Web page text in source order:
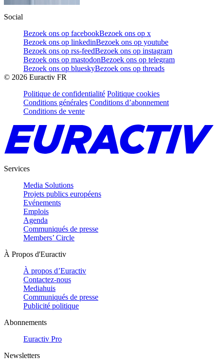
Social
Bezoek ons op facebookBezoek ons op x
Bezoek ons op linkedinBezoek ons op youtube
Bezoek ons op rss-feedBezoek ons op instagram
Bezoek ons op mastodonBezoek ons op telegram
Bezoek ons op blueskyBezoek ons op threads
© 2026 Euractiv FR
Politique de confidentialité Politique cookies
Conditions générales Conditions d’abonnement
Conditions de vente
Services
Media Solutions
Projets publics européens
Evénements
Emplois
Agenda
Communiqués de presse
Members’ Circle
À Propos d'Euractiv
À propos d’Euractiv
Contactez-nous
Mediahuis
Communiqués de presse
Publicité politique
Abonnements
Euractiv Pro
Newsletters